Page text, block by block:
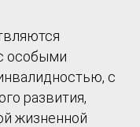
особыми
с
развития,
жизненной